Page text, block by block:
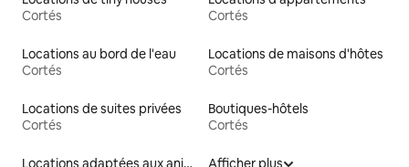
Cortés
Cortés
Locations au bord de l'eau
Cortés
Locations de maisons d'hôtes
Cortés
Locations de suites privées
Cortés
Boutiques-hôtels
Cortés
Locations adaptées aux animaux Afficher plus